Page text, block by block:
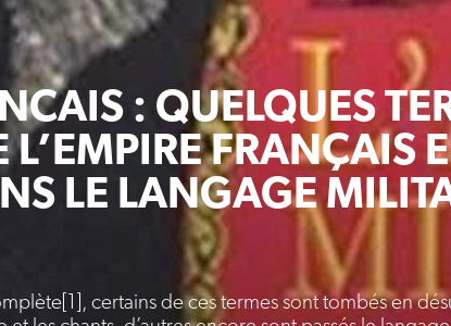
: QUELQUES
L’EMPIRE FRANÇAIS
LE LANGAGE
certains de ces termes sont tombés en